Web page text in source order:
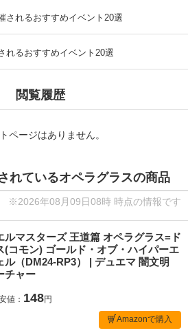
されるおすすめイベント20選
れるおすすめイベント20選
閲覧履歴
ページはありません。
れているオペラグラスの商品
※2026年08月09日08時 時点の情報です
ルマスターズ 王道篇 オペラグラス=ド
(コモン) ゴールド・オブ・ハイパーエ
ル（DM24-RP3） | デュエマ 闇文明
チャー
値： 148円
Amazonで購入